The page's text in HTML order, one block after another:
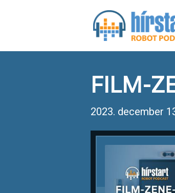
FILM-
2023. december